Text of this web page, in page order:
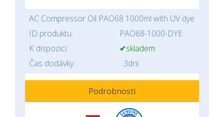
AC Compressor Oil PAO68 1000ml with UV dye
ID produktu:
PAO68-1000-DYE
K dispozici:
✔skladem
Čas dodávky:
3dni
Podrobnosti